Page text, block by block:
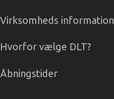
Virksomheds information
Hvorfor vælge DLT?
Åbningstider